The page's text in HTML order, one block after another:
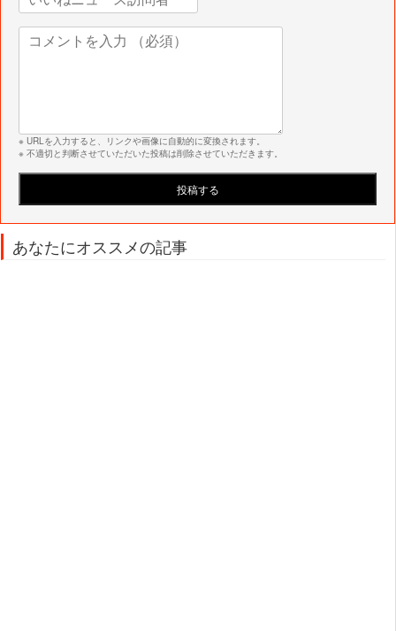
※ URLを入力すると、リンクや画像に自動的に変換されます。
※ 不適切と判断させていただいた投稿は削除させていただきます。
あなたにオススメの記事